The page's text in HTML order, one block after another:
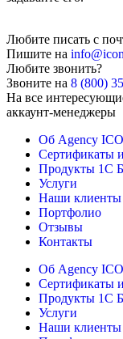
Любите писать с
Пишите на
Любите звонить?
Звоните на 8 (800)
На все
аккаунт-менеджеры
Об Agency
Сертификаты
Продукты 1С
Услуги
Наши клиенты
Портфолио
Отзывы
Контакты
Об Agency
Сертификаты
Продукты 1С
Услуги
Наши клиенты